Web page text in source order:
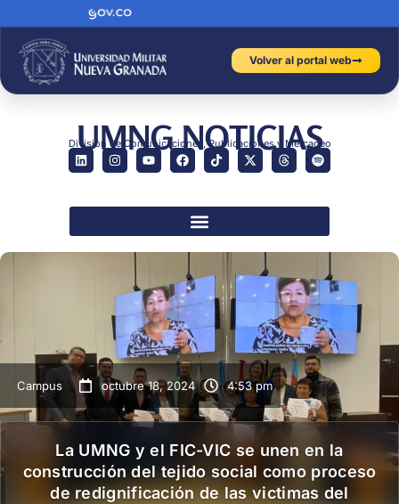
Volver al portal web
UMNG NOTICIAS
División de Comunicaciones, Publicaciones y Mercadeo
Campus octubre 18, 2024 4:53 pm
La UMNG y el FIC-VIC se unen en la
construcción del tejido social como proceso
de redignificación de las victimas del